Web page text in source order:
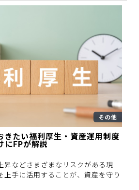
その他
きたい福利厚生・資産運用制度
にFPが解説
昇などさまざまなリスクがある現
上手に活用することが、資産を守り